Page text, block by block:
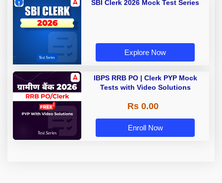
SBI Clerk 2026 Mock Test Series
Explore Now
IBPS RRB PO | Clerk PYP Mock
Tests with Video Solutions
Rs 0.00
Enroll Now